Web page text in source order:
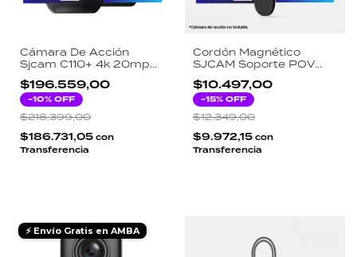
Cámara De Acción
Sjcam C110+ 4k 20mp
Body Camera Wifi
$196.559,00
-10% OFF
$218.399,00
$186.731,05 con
Transferencia
Cordón Magnético
SJCAM Soporte POV
Acción Compatible C100
C100+ C110 C110+ Negro
$10.497,00
-15% OFF
$12.349,00
$9.972,15 con
Transferencia
⚡ Envío Gratis en AMBA